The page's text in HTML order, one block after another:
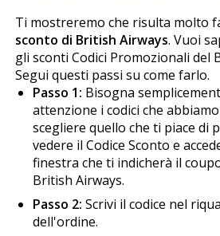
Ti mostreremo che risulta molto
sconto di British Airways. Vuoi
gli sconti Codici Promozionali del
Segui questi passi su come farlo.
Passo 1: Bisogna
attenzione i codici che
scegliere quello che ti piace di
vedere il Codice Sconto e
finestra che ti indicherà il
British Airways.
Passo 2: Scrivi il codice nel
dell'ordine.